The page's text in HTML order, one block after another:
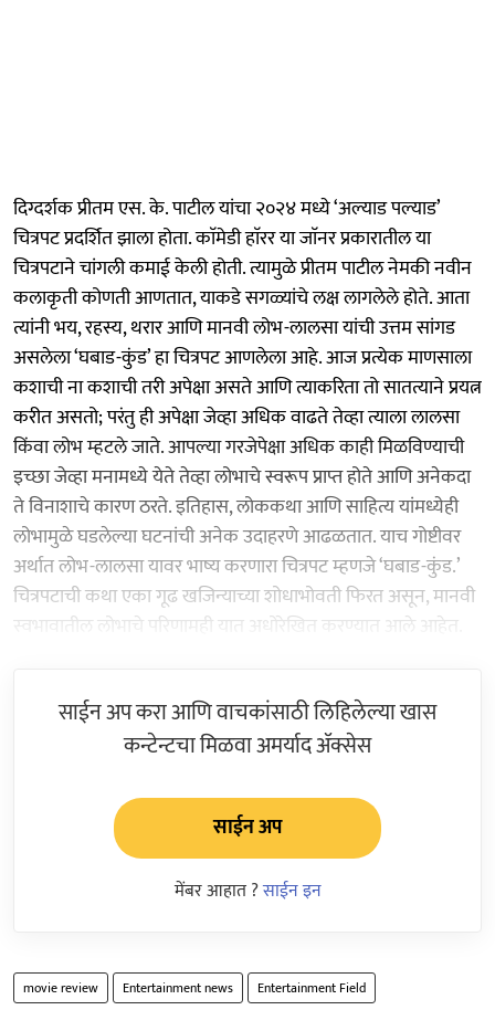
दिग्दर्शक प्रीतम एस. के. पाटील यांचा २०२४ मध्ये ‘अल्याड पल्याड’
चित्रपट प्रदर्शित झाला होता. काॅमेडी हाॅरर या जाॅनर प्रकारातील या
चित्रपटाने चांगली कमाई केली होती. त्यामुळे प्रीतम पाटील नेमकी नवीन
कलाकृती कोणती आणतात, याकडे सगळ्यांचे लक्ष लागलेले होते. आता
त्यांनी भय, रहस्य, थरार आणि मानवी लोभ-लालसा यांची उत्तम सांगड
असलेला ‘घबाड-कुंड’ हा चित्रपट आणलेला आहे. आज प्रत्येक माणसाला
कशाची ना कशाची तरी अपेक्षा असते आणि त्याकरिता तो सातत्याने प्रयत्न
करीत असतो; परंतु ही अपेक्षा जेव्हा अधिक वाढते तेव्हा त्याला लालसा
किंवा लोभ म्हटले जाते. आपल्या गरजेपेक्षा अधिक काही मिळविण्याची
इच्छा जेव्हा मनामध्ये येते तेव्हा लोभाचे स्वरूप प्राप्त होते आणि अनेकदा
ते विनाशाचे कारण ठरते. इतिहास, लोककथा आणि साहित्य यांमध्येही
लोभामुळे घडलेल्या घटनांची अनेक उदाहरणे आढळतात. याच गोष्टीवर
अर्थात लोभ-लालसा यावर भाष्य करणारा चित्रपट म्हणजे ‘घबाड-कुंड.’
चित्रपटाची कथा एका गूढ खजिन्याच्या शोधाभोवती फिरत असून, मानवी
स्वभावातील लोभाचे परिणामही यात अधोरेखित करण्यात आले आहेत.
साईन अप करा आणि वाचकांसाठी लिहिलेल्या खास
कन्टेन्टचा मिळवा अमर्याद ॲक्सेस
साईन अप
मेंबर आहात ?साईन इन
movie review Entertainment news Entertainment Field